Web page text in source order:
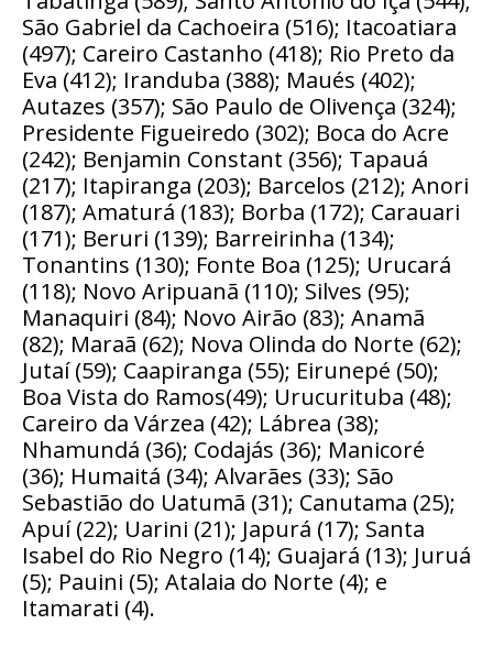
São Gabriel da Cachoeira (516); Itacoatiara
(497); Careiro Castanho (418); Rio Preto da
Eva (412); Iranduba (388); Maués (402);
Autazes (357); São Paulo de Olivença (324);
Presidente Figueiredo (302); Boca do Acre
(242); Benjamin Constant (356); Tapauá
(217); Itapiranga (203); Barcelos (212); Anori
(187); Amaturá (183); Borba (172); Carauari
(171); Beruri (139); Barreirinha (134);
Tonantins (130); Fonte Boa (125); Urucará
(118); Novo Aripuanã (110); Silves (95);
Manaquiri (84); Novo Airão (83); Anamã
(82); Maraã (62); Nova Olinda do Norte (62);
Jutaí (59); Caapiranga (55); Eirunepé (50);
Boa Vista do Ramos(49); Urucurituba (48);
Careiro da Várzea (42); Lábrea (38);
Nhamundá (36); Codajás (36); Manicoré
(36); Humaitá (34); Alvarães (33); São
Sebastião do Uatumã (31); Canutama (25);
Apuí (22); Uarini (21); Japurá (17); Santa
Isabel do Rio Negro (14); Guajará (13); Juruá
(5); Pauini (5); Atalaia do Norte (4); e
Itamarati (4).